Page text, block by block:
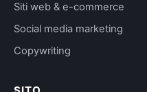
Siti web & e-commerce
Social media marketing
Copywriting